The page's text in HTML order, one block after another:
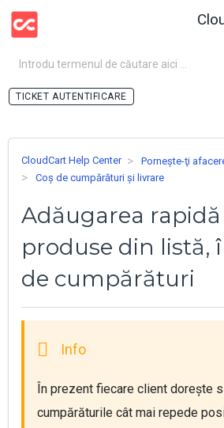
AUTENTIFICARE
CloudCart Help Center
Pornește-ţi
Coș de cumpărături și livrare
Adăugarea
produse din listă,
de cumpărături
În prezent fiecare client dorește
cumpărăturile cât mai repede